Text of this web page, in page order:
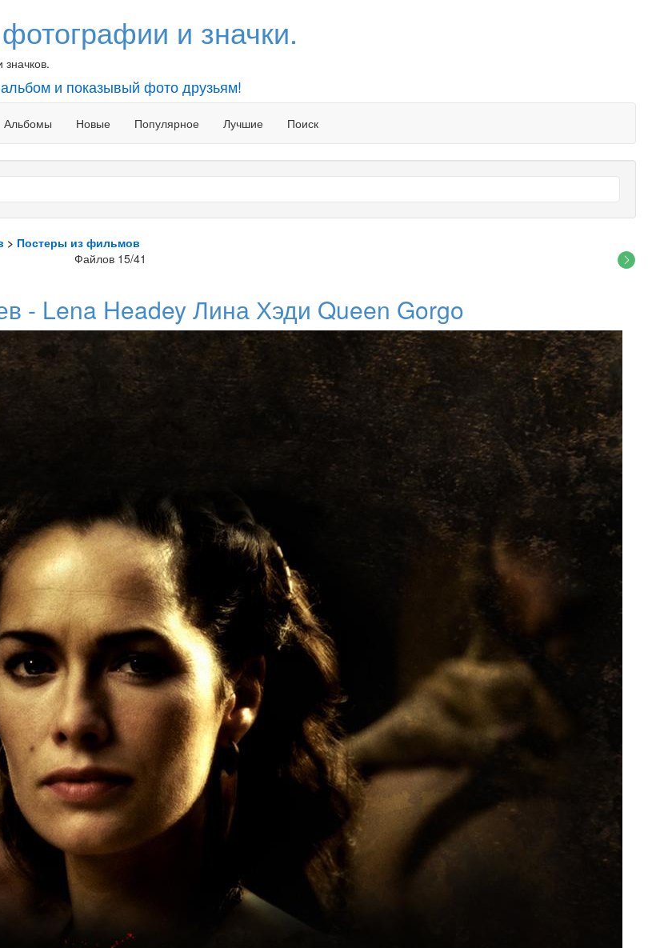
и значки.
альбом и показывый фото друзьям!
Альбомы Новые Популярное Лучшие Поиск
> Постеры из фильмов
Файлов 15/41
- Lena Headey Лина Хэди Queen Gorgo